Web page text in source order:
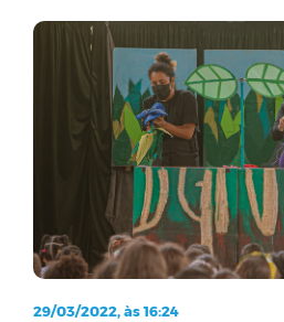
29/03/2022, às 16:24